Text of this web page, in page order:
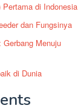
di Indonesia
dan Fungsinya
Gerbang Menuju
di Dunia